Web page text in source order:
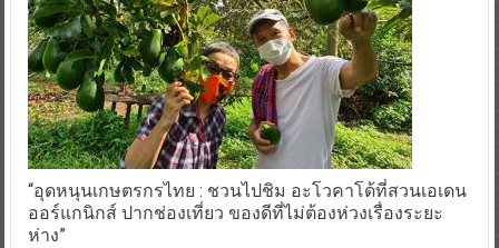
“อุดหนุนเกษตรกรไทย : ชวนไปชิม อะโวคาโด้ที่สวนเอเดน
ออร์แกนิกส์ ปากช่องเที่ยว ของดีที่ไม่ต้องห่วงเรื่องระยะ
ห่าง”